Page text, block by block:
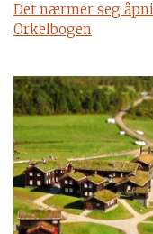
Det nærmer seg
Orkelbogen